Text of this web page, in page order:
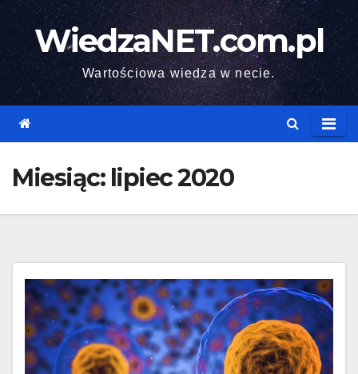
Skip
contentWiedzaNET.com.pl
Wartościowa wiedza w necie.
Miesiąc: lipiec 2020